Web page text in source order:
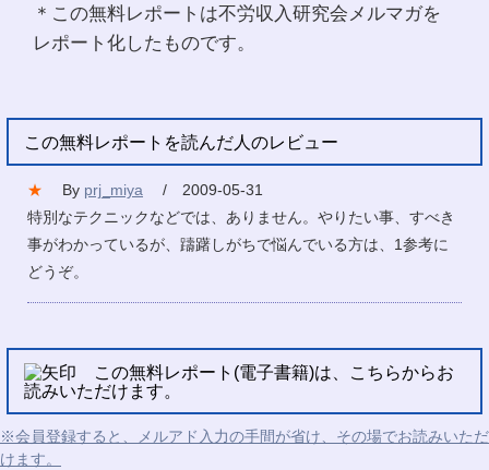
＊この無料レポートは不労収入研究会メルマガを
レポート化したものです。
この無料レポートを読んだ人のレビュー
★ By prj_miya
/ 2009-05-31
特別なテクニックなどでは、ありません。やりたい事、すべき
事がわかっているが、躊躇しがちで悩んでいる方は、1参考に
どうぞ。
この無料レポート(電子書籍)は、こちらからお
読みいただけます。
※会員登録すると、メルアド入力の手間が省け、その場でお読みいただ
けます。